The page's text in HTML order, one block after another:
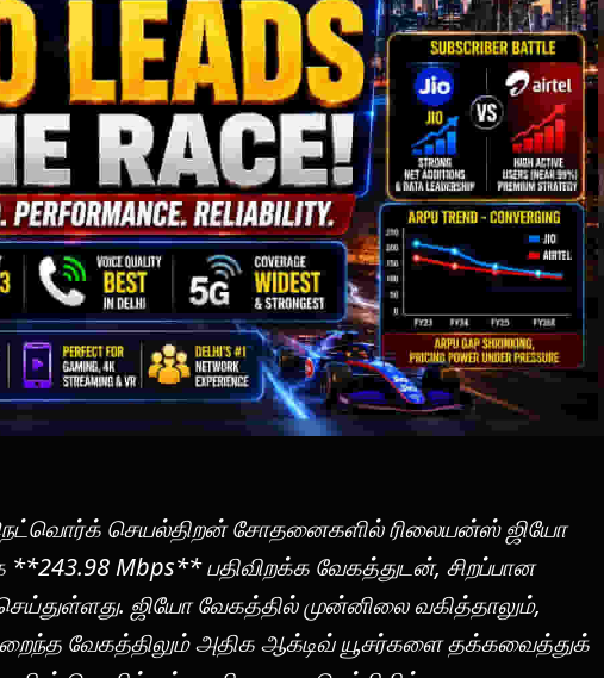
நெட்வொர்க் செயல்திறன் சோதனைகளில் ரிலையன்ஸ் ஜியோ
**243.98 Mbps** பதிவிறக்க வேகத்துடன், சிறப்பான
ஜியோ வேகத்தில் முன்னிலை வகித்தாலும்,
வேகத்திலும் அதிக ஆக்டிவ் யூசர்களை தக்கவைத்துக்